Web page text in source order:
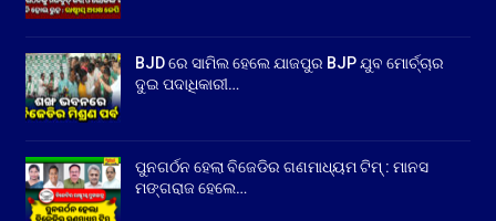
BJD ରେ ସାମିଲ ହେଲେ ଯାଜପୁର BJP ଯୁବ ମୋର୍ଚ୍ଚାର
ଦୁଇ ପଦାଧିକାରୀ…
ପୁନଗର୍ଠନ ହେଲା ବିଜେଡିର ଗଣମାଧ୍ୟମ ଟିମ୍ : ମାନସ
ମଙ୍ଗରାଜ ହେଲେ…